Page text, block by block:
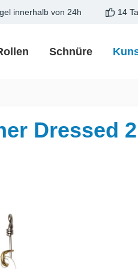
innerhalb von 24h 14
Schnüre
Dressed